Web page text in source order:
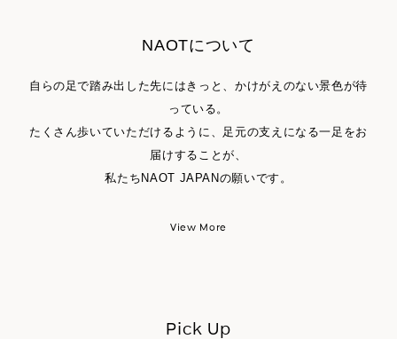
NAOTについて
自らの足で踏み出した先にはきっと、かけがえのない景色が待
っている。
たくさん歩いていただけるように、足元の支えになる一足をお
届けすることが、
私たちNAOT JAPANの願いです。
View More
Pick Up